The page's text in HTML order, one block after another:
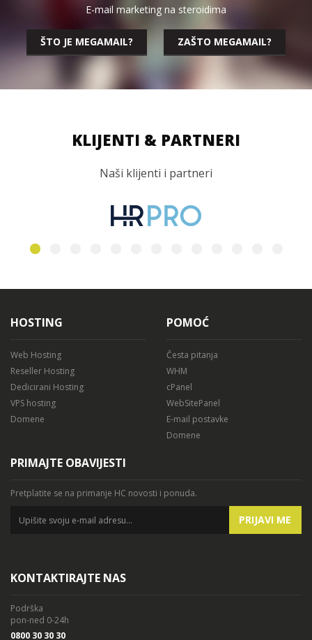
E-mail marketing na steroidima
ŠTO JE MEGAMAIL? ZAŠTO MEGAMAIL?
KLIJENTI & PARTNERI
Naši klijenti i partneri
HOSTING
Web Hosting
Reseller Hosting
Dedicirani Hosting
VPS hosting
Domene
POMOĆ
Česta pitanja
WHM
cPanel
WebSitePanel
E-mail postavke
Domene
PRIMAJTE OBAVIJESTI
Pretplatite se na primanje HC novosti i ponuda.
PRIJAVI ME
KONTAKTIRAJTE NAS
Podrška
pon-ned 0-24h
0800 30 30 30